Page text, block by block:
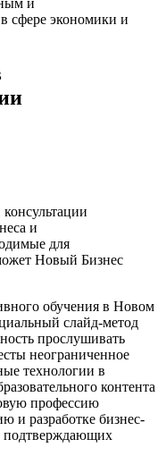
сфере экономики и
и
для
Новый Бизнес
обучения в Новом
слайд-метод
прослушивать
неограниченное
технологии в
контента
профессию
и разработке бизнес-
подтверждающих